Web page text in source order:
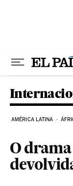
AMÉRICA LATINA
O